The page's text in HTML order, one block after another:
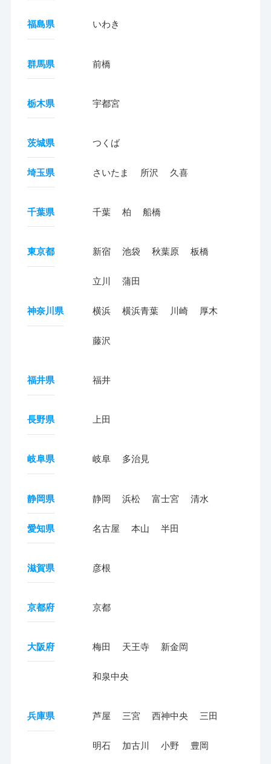
福島県 いわき
群馬県 前橋
栃木県 宇都宮
茨城県 つくば
埼玉県 さいたま 所沢 久喜
千葉県 千葉 柏 船橋
東京都 新宿 池袋 秋葉原 板橋
立川 蒲田
神奈川県 横浜 横浜青葉 川崎 厚木
藤沢
福井県 福井
長野県 上田
岐阜県 岐阜 多治見
静岡県 静岡 浜松 富士宮 清水
愛知県 名古屋 本山 半田
滋賀県 彦根
京都府 京都
大阪府 梅田 天王寺 新金岡
和泉中央
兵庫県 芦屋 三宮 西神中央 三田
明石 加古川 小野 豊岡